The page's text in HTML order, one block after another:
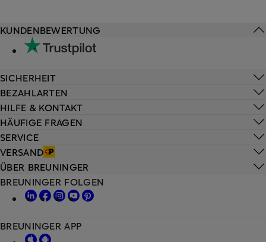
HILFE & KONTAKT
HÄUFIGE FRAGEN
SERVICE
VERSAND
KUNDENBEWERTUNG
SICHERHEIT
BEZAHLARTEN
ÜBER BREUNINGER
BREUNINGER FOLGEN
BREUNINGER APP